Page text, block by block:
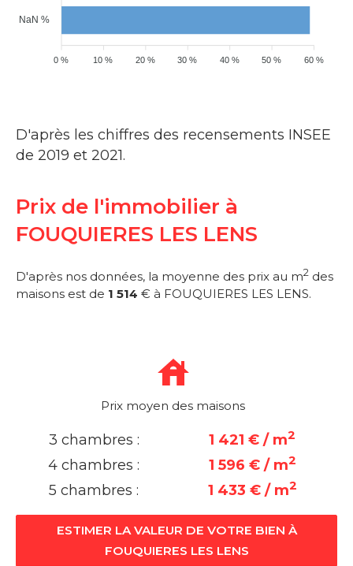
NaN %
60 %
50 %
40 %
30 %
20 %
10 %
0 %
D'après les chiffres des recensements INSEE
de 2019 et 2021.
Prix de l'immobilier à
FOUQUIERES LES LENS
D'après nos données, la moyenne des prix au m2 des
maisons est de 1 514 € à FOUQUIERES LES LENS.
Prix moyen des maisons
3 chambres : 1 421 € / m2
4 chambres : 1 596 € / m2
5 chambres : 1 433 € / m2
ESTIMER LA VALEUR DE VOTRE BIEN À
FOUQUIERES LES LENS